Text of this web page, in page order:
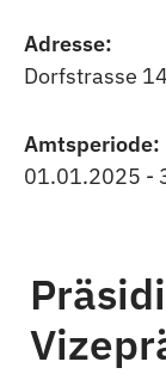
Adresse:
Dorfstrasse
Amtsperiode:
01.01.2025 -